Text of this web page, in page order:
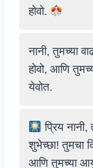
होवो.
नानी, तुमच्या
होवो, आणि
येवोत.
प्रिय
शुभेच्छा! तुमचा
आणि तुमच्या